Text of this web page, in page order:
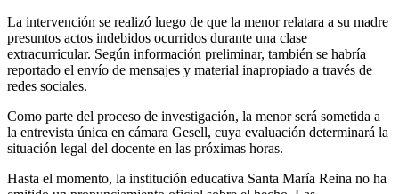
La intervención se realizó luego de que la menor relatara a su madre
presuntos actos indebidos ocurridos durante una clase
extracurricular. Según información preliminar, también se habría
reportado el envío de mensajes y material inapropiado a través de
redes sociales.
Como parte del proceso de investigación, la menor será sometida a
la entrevista única en cámara Gesell, cuya evaluación determinará la
situación legal del docente en las próximas horas.
Hasta el momento, la institución educativa Santa María Reina no ha